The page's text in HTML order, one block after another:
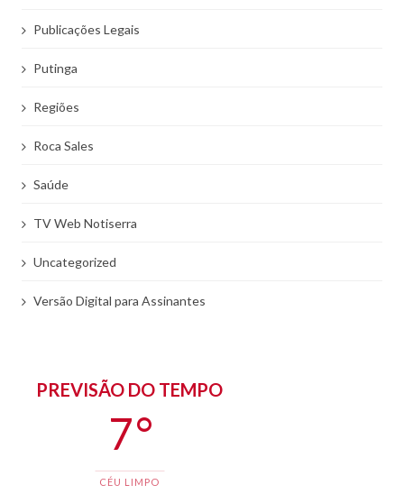
Publicações Legais
Putinga
Regiões
Roca Sales
Saúde
TV Web Notiserra
Uncategorized
Versão Digital para Assinantes
PREVISÃO DO TEMPO
7 °
CÉU LIMPO